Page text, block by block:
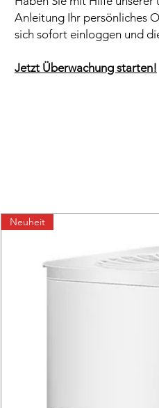
Anleitung Ihr persönliches
sich sofort einloggen und
Jetzt Überwachung starten!
Neuheit